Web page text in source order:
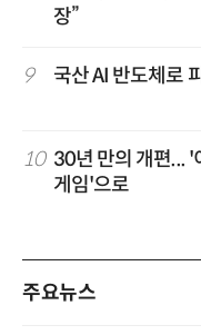
장”
9 국산 AI 반도체로
10 30년 만의 개편...
게임'으로
주요뉴스